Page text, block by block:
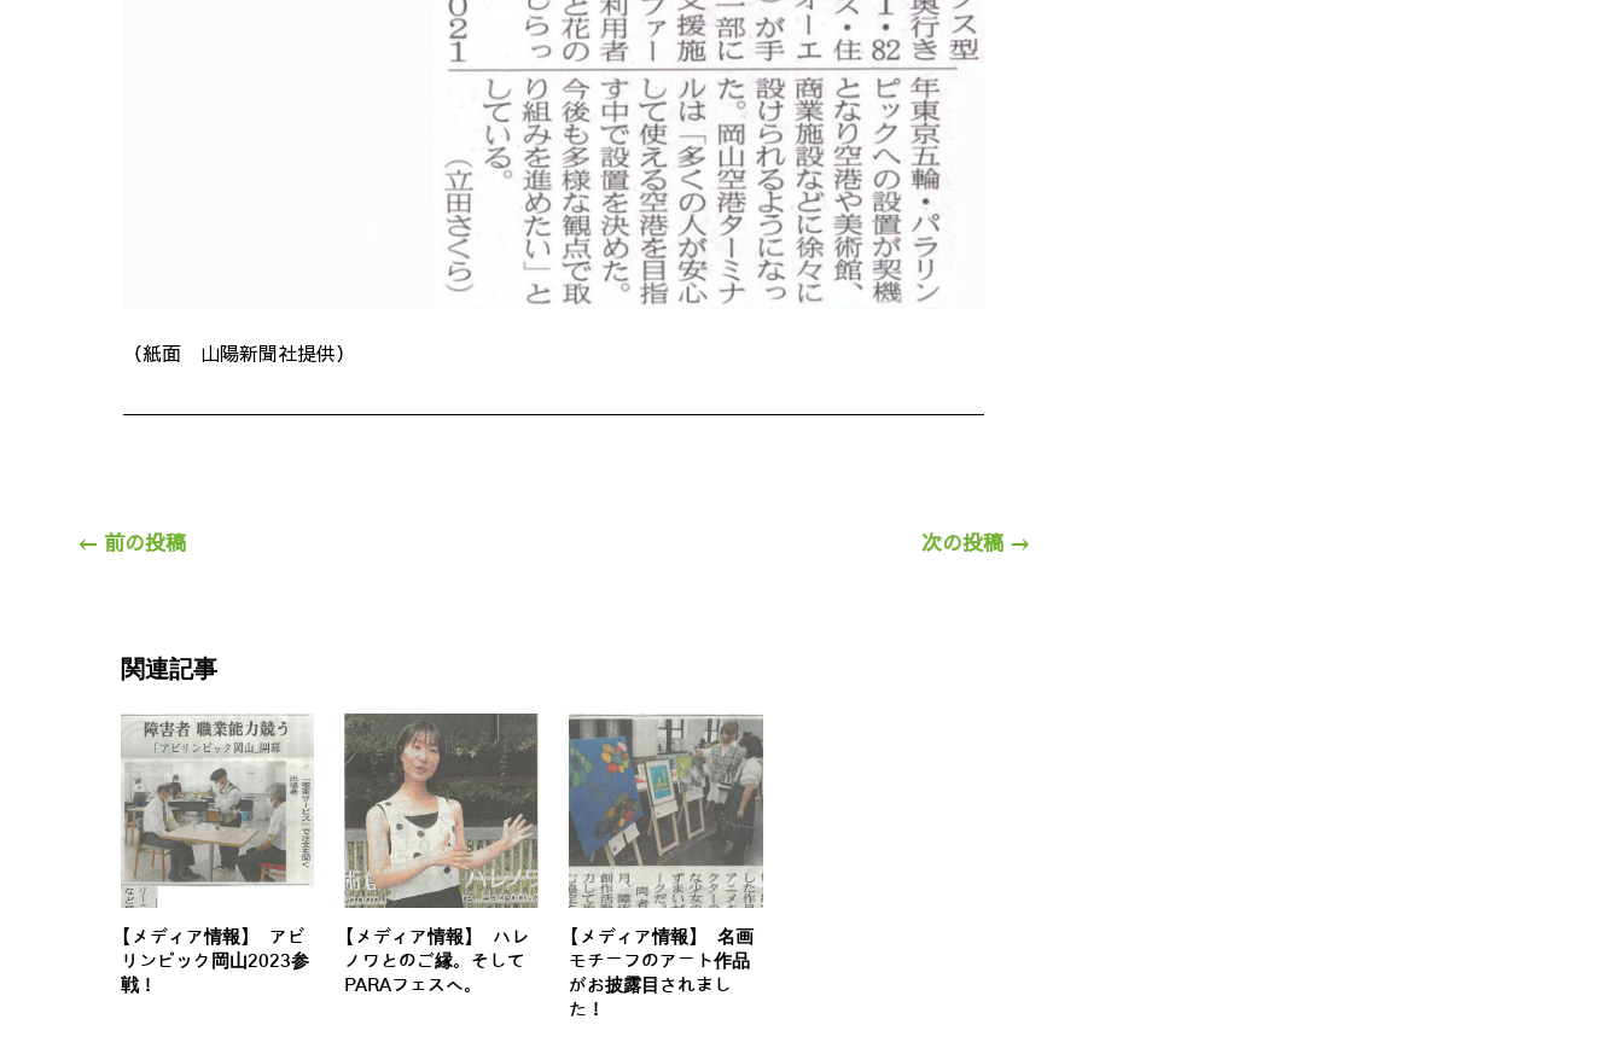
（紙面 山陽新聞社提供）
← 前の投稿 次の投稿 →
関連記事
【メディア情報】 アビ
リンピック岡山2023参
戦！
【メディア情報】 ハレ
ノワとのご縁。そして
PARAフェスへ。
【メディア情報】 名画
モチーフのアート作品
がお披露目されまし
た！